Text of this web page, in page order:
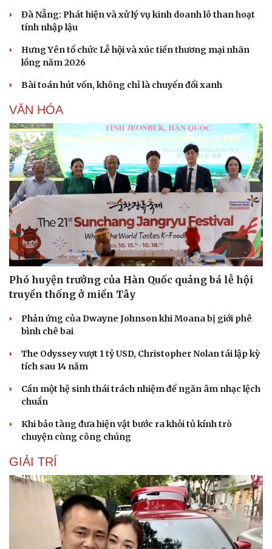
Văn hóa
Sân khấu - Điện ảnh
Âm nhạc
Di sản
Sao Việt
Đà Nẵng: Phát hiện và xử lý vụ kinh doanh lô than hoạt
tính nhập lậu
Hưng Yên tổ chức Lễ hội và xúc tiến thương mại nhãn
lồng năm 2026
Bài toán hút vốn, không chỉ là chuyển đổi xanh
VĂN HÓA
Phó huyện trưởng của Hàn Quốc quảng bá lễ hội
truyền thống ở miền Tây
Phản ứng của Dwayne Johnson khi Moana bị giới phê
bình chê bai
The Odyssey vượt 1 tỷ USD, Christopher Nolan tái lập kỳ
tích sau 14 năm
Cần một hệ sinh thái trách nhiệm để ngăn âm nhạc lệch
chuẩn
Khi bảo tàng đưa hiện vật bước ra khỏi tủ kính trò
chuyện cùng công chúng
GIẢI TRÍ